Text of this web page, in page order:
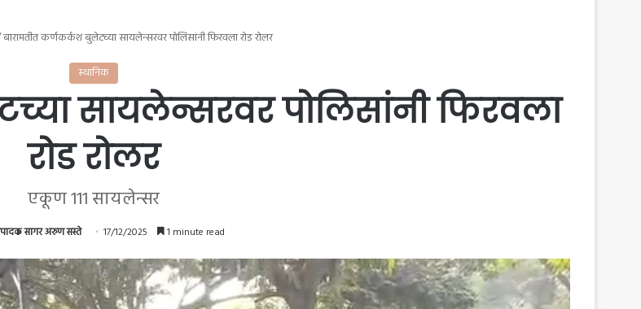
बारामतीत कर्णकर्कश बुलेटच्या सायलेन्सरवर पोलिसांनी फिरवला रोड रोलर
स्थानिक
सायलेन्सरवर पोलिसांनी फिरवला
रोड रोलर
एकूण 111 सायलेन्सर
सागर अरुण सस्ते 17/12/2025 1 minute read